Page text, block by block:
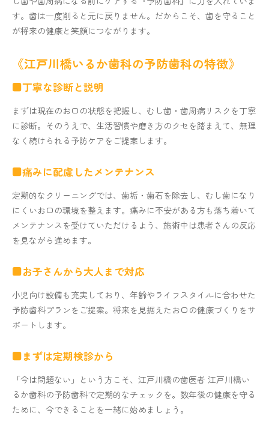
す。歯は一度削ると元に戻りません。だからこそ、歯を守ること
が将来の健康と笑顔につながります。
《江戸川橋いるか歯科の予防歯科の特徴》
■丁寧な診断と説明
まずは現在のお口の状態を把握し、むし歯・歯周病リスクを丁寧
に診断。そのうえで、生活習慣や磨き方のクセを踏まえて、無理
なく続けられる予防ケアをご提案します。
■痛みに配慮したメンテナンス
定期的なクリーニングでは、歯垢・歯石を除去し、むし歯になり
にくいお口の環境を整えます。痛みに不安がある方も落ち着いて
メンテナンスを受けていただけるよう、施術中は患者さんの反応
を見ながら進めます。
■お子さんから大人まで対応
小児向け設備も充実しており、年齢やライフスタイルに合わせた
予防歯科プランをご提案。将来を見据えたお口の健康づくりをサ
ポートします。
■まずは定期検診から
「今は問題ない」という方こそ、江戸川橋の歯医者 江戸川橋い
るか歯科の予防歯科で定期的なチェックを。数年後の健康を守る
ために、今できることを一緒に始めましょう。